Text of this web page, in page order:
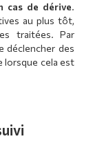
cas de dérive.
au plus tôt,
traitées. Par
déclencher des
lorsque cela est